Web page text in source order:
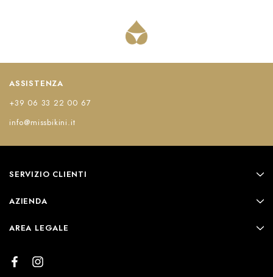
ASSISTENZA
+39 06 33 22 00 67
info@missbikini.it
SERVIZIO CLIENTI
AZIENDA
AREA LEGALE